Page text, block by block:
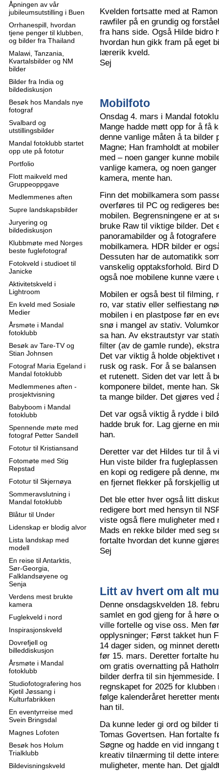
Åpningen av vår
jubileumsutstilling i Buen
Orrhanespill, hvordan
tjene penger til klubben,
og bilder fra Thailand
Malawi, Tanzania,
Kvartalsbilder og NM
bilder
Bilder fra India og
bildediskusjon
Besøk hos Mandals nye
fotograf
Svalbard og
utstillingsbilder
Mandal fotoklubb startet
opp ute på fototur
Portfolio
Flott maikveld med
Gruppeoppgave
Medlemmenes aften
Supre landskapsbilder
Juryering og
bildediskusjon
Klubbmøte med Norges
beste fuglefotograf
Fotokveld i studioet til
Janicke
Aktivitetskveld i
Lightroom
En kveld med Sosiale
Medier
Årsmøte i Mandal
fotoklubb
Besøk av Tare-TV og
Stian Johnsen
Fotograf Maria Egeland i
Mandal fotoklubb
Medlemmenes aften -
prosjektvisning
Babyboom i Mandal
fotoklubb
Spennende møte med
fotograf Petter Sandell
Fototur til Kristiansand
Fotomøte med Stig
Repstad
Fototur til Skjernøya
Sommeravslutning i
Mandal fotoklubb
Blåtur til Under
Lidenskap er blodig alvor
Lista landskap med
modell
En reise til Antarktis,
Sør-Georgia,
Falklandsøyene og
Senja
Verdens mest brukte
kamera
Fuglekveld i nord
Inspirasjonskveld
Dovrefjell og
billeddiskusjon
Årsmøte i Mandal
fotoklubb
Studiofotografering hos
Kjetil Jøssang i
Kulturfabrikken
En eventyrreise med
Svein Bringsdal
Magnes Lofoten
Besøk hos Holum
Trialklubb
Bildevisningskveld
Kvelden fortsatte med at
rawfiler på en grundig og
fra hans side. Også Hilde bidro
hvordan hun gikk fram på eget
lærerik kveld.
Sej
Mobilfoto
Onsdag 4. mars i Mandal
Mange hadde møtt opp for å få
denne vanlige måten å ta bilder
Magne; Han framholdt at
med – noen ganger kunne
vanlige kamera, og noen
kamera, mente han.
Finn det mobilkamera som
overføres til PC og redigeres
mobilen. Begrensningene er at
bruke Raw til viktige bilder. Det
panoramabilder og å
mobilkamera. HDR bilder er
Dessuten har de automatikk
vanskelig opptaksforhold. Bird
også noe mobilene kunne være
Mobilen er også best til filming,
ro, var stativ eller selfiestang
mobilen i en plastpose før en
snø i mangel av stativ.
sa han. Av ekstrautstyr var
filter (av de gamle runde),
Det var viktig å holde
rusk og rask. For å se
et rutenett. Siden det var lett å
komponere bildet, mente han.
ta mange bilder. Det gjøres ved
Det var også viktig å rydde i
hadde bruk for. Lag gjerne en
han.
Deretter var det Hildes tur til å
Hun viste bilder fra
en kopi og redigere på denne,
en fjernet flekker på forskjellig
Det ble etter hver også litt
redigere bort med hensyn til
viste også flere muligheter
Mads en rekke bilder med seg
fortalte hvordan det kunne
Sej
Litt av hvert om alt
Denne onsdagskvelden 18.
samlet en god gjeng for å høre
ville fortelle og vise oss. Men
opplysninger; Først takket hun
14 dager siden, og minnet
før 15. mars. Deretter fortalte
om gratis overnatting på
bilder derfra til sin hjemmeside.
regnskapet for 2025 for
følge kalenderåret heretter
han til.
Da kunne leder gi ord og bilder
Tomas Govertsen. Han fortalte
Søgne og hadde en vid
kreativ tilnærming til dette
muligheter, mente han. Det